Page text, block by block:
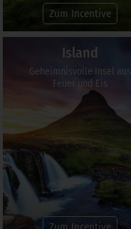
Zum Incentive
Island
Geheimnisvolle Insel aus
Feuer und Eis